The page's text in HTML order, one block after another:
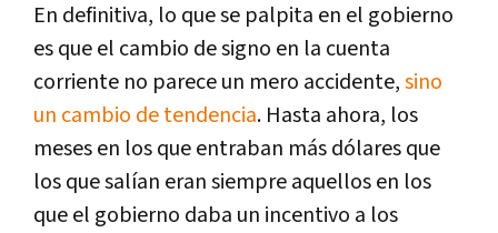
En definitiva, lo que se palpita en el gobierno
es que el cambio de signo en la cuenta
corriente no parece un mero accidente,sino
un cambio de tendencia. Hasta ahora, los
meses en los que entraban más dólares que
los que salían eran siempre aquellos en los
que el gobierno daba un incentivo a los